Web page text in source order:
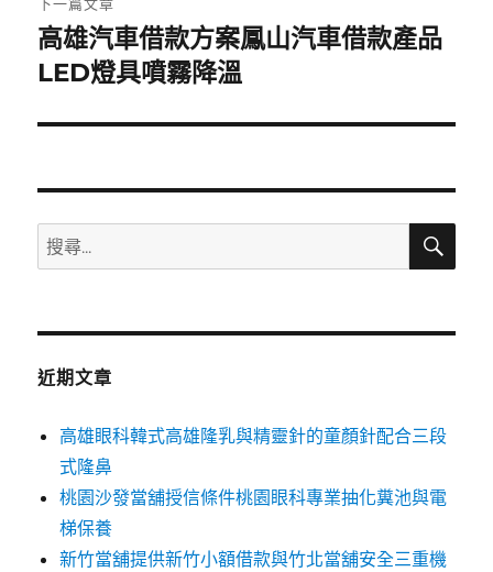
下
一
文
高雄汽車借款方案鳳山汽車借款產品
LED燈具噴霧降溫
搜
尋
鍵
搜
近期文章
高雄眼科韓式高雄隆乳與精靈針的童顏針配合三段
式隆鼻
桃園沙發當舖授信條件桃園眼科專業抽化糞池與電
梯保養
新竹當舖提供新竹小額借款與竹北當舖安全三重機